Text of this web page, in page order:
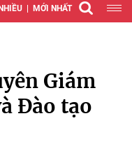
MỚI NHẤT
Giám
Đào tạo